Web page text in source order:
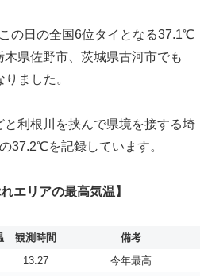
の日の全国6位タイとなる37.1℃
県佐野市、茨城県古河市でも
ました。
利根川を挟んで県境を接する埼
37.2℃を記録しています。
エリアの最高気温】
観測時間
備考
13:27
今年最高